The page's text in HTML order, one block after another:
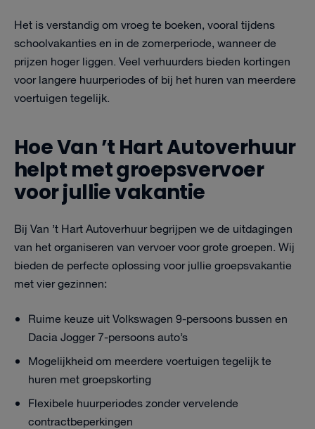
Het is verstandig om vroeg te boeken, vooral tijdens
schoolvakanties en in de zomerperiode, wanneer de
prijzen hoger liggen. Veel verhuurders bieden kortingen
voor langere huurperiodes of bij het huren van meerdere
voertuigen tegelijk.
Hoe Van ’t Hart Autoverhuur
helpt met groepsvervoer
voor jullie vakantie
Bij Van ’t Hart Autoverhuur begrijpen we de uitdagingen
van het organiseren van vervoer voor grote groepen. Wij
bieden de perfecte oplossing voor jullie groepsvakantie
met vier gezinnen:
Ruime keuze uit Volkswagen 9-persoons bussen en
Dacia Jogger 7-persoons auto’s
Mogelijkheid om meerdere voertuigen tegelijk te
huren met groepskorting
Flexibele huurperiodes zonder vervelende
contractbeperkingen